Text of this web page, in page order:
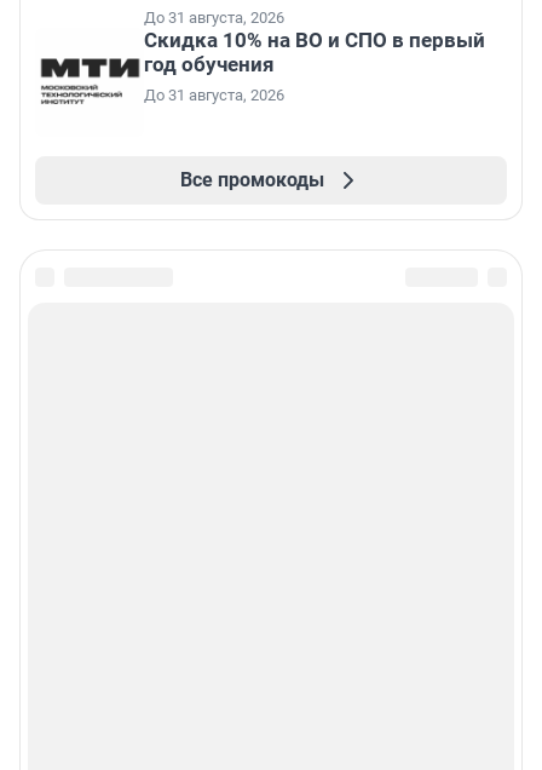
До 31 августа, 2026
Скидка 10% на ВО и СПО в первый
год обучения
До 31 августа, 2026
Все промокоды